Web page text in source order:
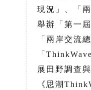
現況」、「
舉辦「第一
「兩岸交流
「
展田野調查
《思潮